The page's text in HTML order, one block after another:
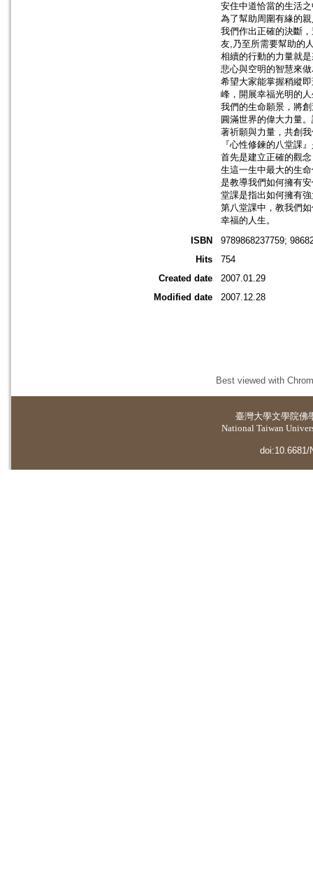
安住中道恰當的生活
為了幫助周圍有緣的
我們作出正確的決斷
友,乃至所需要幫助的
相續的行動的力量就
悲心與空明的智慧來
希望大家能掌握稍縱
峰，開展幸福光明的
我們的生命願景，將
圓滿世界的偉大力量
著祈願與力量，共創
『心性修鍊的八堂課
首先是建立正確的觀
生這一生中最大的生
是教導我們如何擁有
堂課是指出如何擁有
第八堂課中，教我們
幸福的人生。
ISBN
9789868237759;
Hits
754
Created date
2007.01.29
Modified date
2007.12.28
Best viewed with
臺灣大學文學院佛
National Taiwan
doi:10.6681/